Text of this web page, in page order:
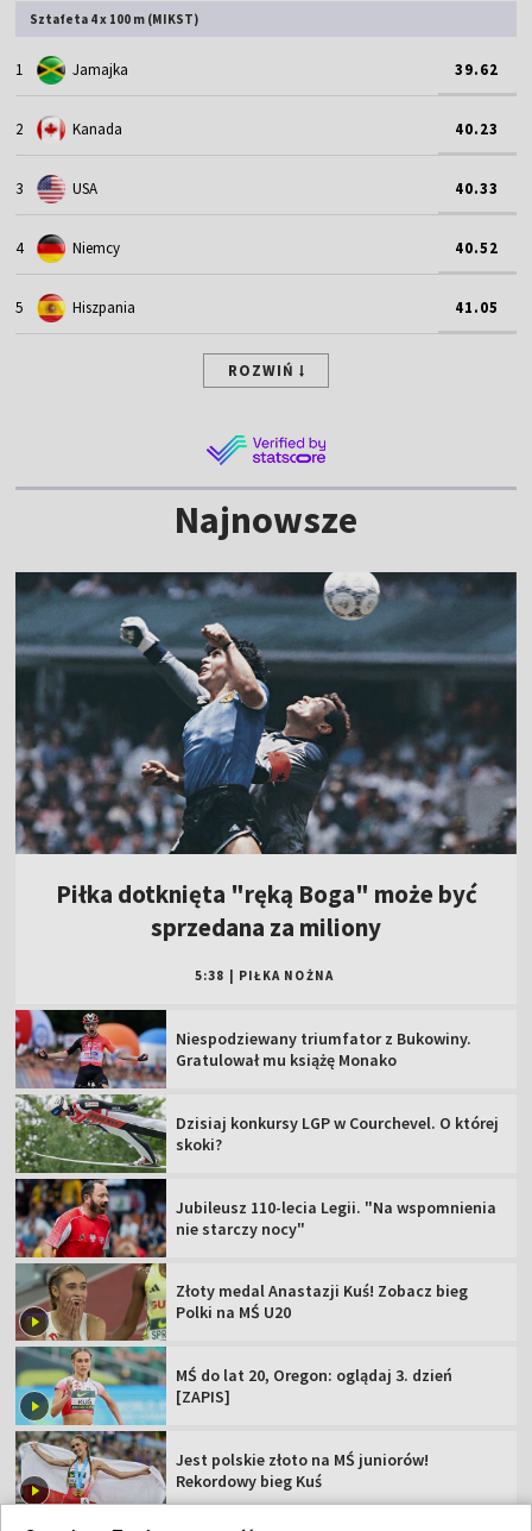
Sztafeta 4 x 100 m (MIKST)
1 Jamajka 39.62
2 Kanada 40.23
3 USA 40.33
4 Niemcy 40.52
5 Hiszpania 41.05
ROZWIŃ
Najnowsze
Piłka dotknięta "ręką Boga" może być
sprzedana za miliony
5:38 PIŁKA NOŻNA
Niespodziewany triumfator z Bukowiny.
Gratulował mu książę Monako
Dzisiaj konkursy LGP w Courchevel. O której
skoki?
Jubileusz 110-lecia Legii. "Na wspomnienia
nie starczy nocy"
Złoty medal Anastazji Kuś! Zobacz bieg
Polki na MŚ U20
MŚ do lat 20, Oregon: oglądaj 3. dzień
[ZAPIS]
Jest polskie złoto na MŚ juniorów!
Rekordowy bieg Kuś